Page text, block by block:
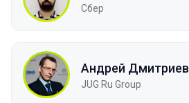
Сбер
Андрей Дмитриев
JUG Ru Group